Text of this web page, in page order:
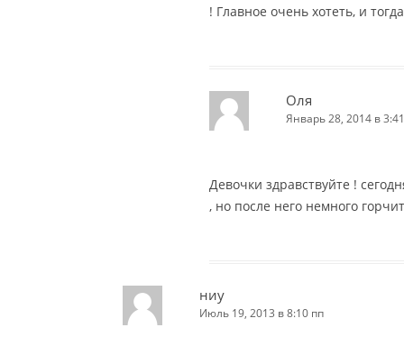
! Главное очень хотеть, и
Оля
Январь 28, 2014 в
Девочки здравствуйте !
, но после него немного
ниу
Июль 19, 2013 в 8:10 пп